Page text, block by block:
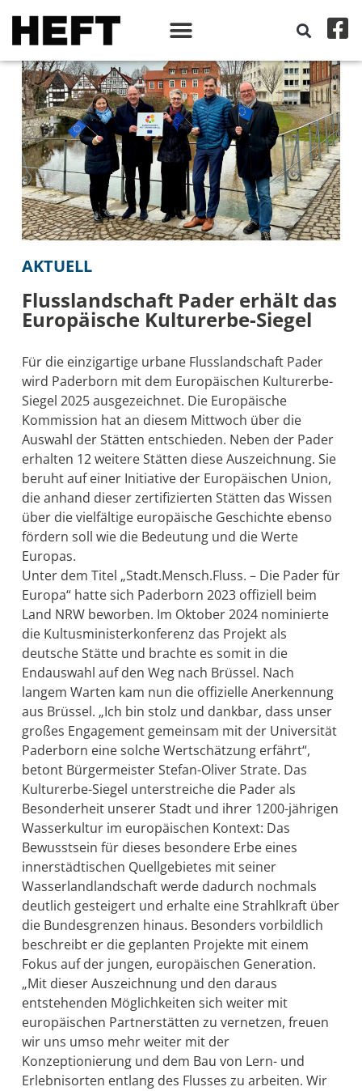
AKTUELL
Flusslandschaft Pader erhält das
Europäische Kulturerbe-Siegel
Für die einzigartige urbane Flusslandschaft Pader
wird Paderborn mit dem Europäischen Kulturerbe-
Siegel 2025 ausgezeichnet. Die Europäische
Kommission hat an diesem Mittwoch über die
Auswahl der Stätten entschieden. Neben der Pader
erhalten 12 weitere Stätten diese Auszeichnung. Sie
beruht auf einer Initiative der Europäischen Union,
die anhand dieser zertifizierten Stätten das Wissen
über die vielfältige europäische Geschichte ebenso
fördern soll wie die Bedeutung und die Werte
Europas.
Unter dem Titel „Stadt.Mensch.Fluss. – Die Pader für
Europa“ hatte sich Paderborn 2023 offiziell beim
Land NRW beworben. Im Oktober 2024 nominierte
die Kultusministerkonferenz das Projekt als
deutsche Stätte und brachte es somit in die
Endauswahl auf den Weg nach Brüssel. Nach
langem Warten kam nun die offizielle Anerkennung
aus Brüssel. „Ich bin stolz und dankbar, dass unser
großes Engagement gemeinsam mit der Universität
Paderborn eine solche Wertschätzung erfährt“,
betont Bürgermeister Stefan-Oliver Strate. Das
Kulturerbe-Siegel unterstreiche die Pader als
Besonderheit unserer Stadt und ihrer 1200-jährigen
Wasserkultur im europäischen Kontext: Das
Bewusstsein für dieses besondere Erbe eines
innerstädtischen Quellgebietes mit seiner
Wasserlandlandschaft werde dadurch nochmals
deutlich gesteigert und erhalte eine Strahlkraft über
die Bundesgrenzen hinaus. Besonders vorbildlich
beschreibt er die geplanten Projekte mit einem
Fokus auf der jungen, europäischen Generation.
„Mit dieser Auszeichnung und den daraus
entstehenden Möglichkeiten sich weiter mit
europäischen Partnerstätten zu vernetzen, freuen
wir uns umso mehr weiter mit der
Konzeptionierung und dem Bau von Lern- und
Erlebnisorten entlang des Flusses zu arbeiten. Wir